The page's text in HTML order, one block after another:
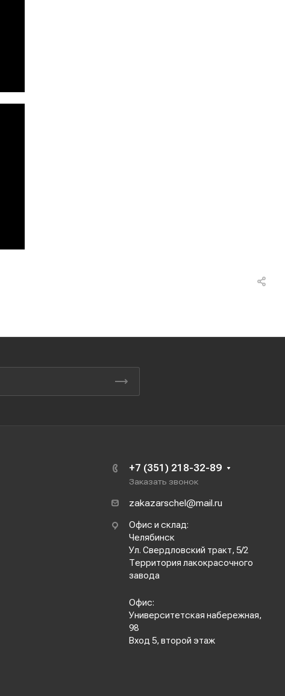
+7 (351) 218-32-89
Заказать звонок
zakazarschel@mail.ru
Офис и склад:
Челябинск
Ул. Свердловский тракт, 5/2
Территория лакокрасочного
завода
Офис:
Университетская набережная,
98
Вход 5, второй этаж